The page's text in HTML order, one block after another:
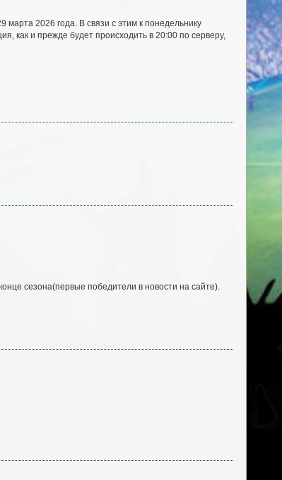
2026 года. В связи с этим к понедельнику
как и прежде будет происходить в 20:00 по серверу,
сезона(первые победители в новости на сайте).